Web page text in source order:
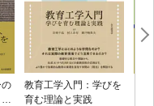
教育工学入門：学びを
育む理論と実践